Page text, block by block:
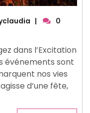
|
0
dans l’Excitation
événements sont
nos vies
d’une fête,